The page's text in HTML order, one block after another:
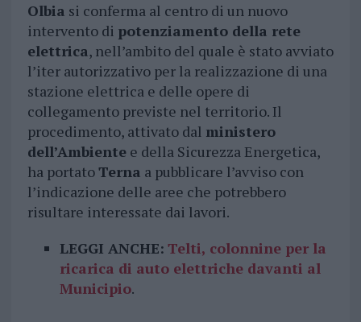
Olbia si conferma al centro di un nuovo
intervento di potenziamento della rete
elettrica, nell’ambito del quale è stato avviato
l’iter autorizzativo per la realizzazione di una
stazione elettrica e delle opere di
collegamento previste nel territorio. Il
procedimento, attivato dal ministero
dell’Ambientee della Sicurezza Energetica,
ha portatoTerna a pubblicare l’avviso con
l’indicazione delle aree che potrebbero
risultare interessate dai lavori.
LEGGI ANCHE: Telti, colonnine per la
ricarica di auto elettriche davanti al
Municipio.